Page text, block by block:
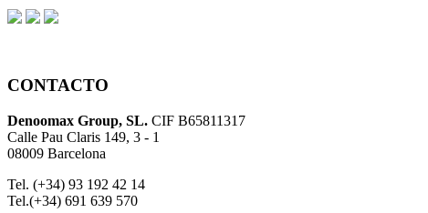
CONTACTO
Denoomax Group, SL. CIF B65811317
Calle Pau Claris 149, 3 - 1
08009 Barcelona
Tel. (+34) 93 192 42 14
Tel.(+34) 691 639 570